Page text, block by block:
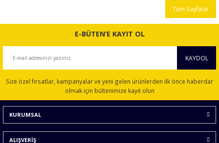
Tüm Sayfalar
E-BÜTEN’E KAYIT OL
KAYDOL
Size özel fırsatlar, kampanyalar ve yeni gelen ürünlerden ilk önce haberdar
olmak için bültenimize kayıt olun
KURUMSAL
ALIŞVERİŞ